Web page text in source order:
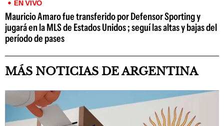
EN VIVO
Mauricio Amaro fue transferido por Defensor Sporting y
jugará en la MLS de Estados Unidos ; seguí las altas y bajas del
período de pases
MÁS NOTICIAS DE ARGENTINA